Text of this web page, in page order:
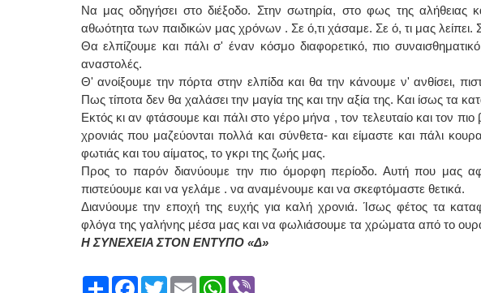
Να μας οδηγήσει στο διέξοδο. Στην σωτηρία, στο φως της αλήθειας
αθωότητα των παιδικών μας χρόνων . Σε ό,τι χάσαμε. Σε ό, τι μας λείπει.
Θα ελπίζουμε και πάλι σ' έναν κόσμο διαφορετικό, πιο
αναστολές.
Θ' ανοίξουμε την πόρτα στην ελπίδα και θα την κάνουμε ν' ανθίσει,
Πως τίποτα δεν θα χαλάσει την μαγία της και την αξία της. Και ίσως τα
Εκτός κι αν φτάσουμε και πάλι στο γέρο μήνα , τον τελευταίο και τον
χρονιάς που μαζεύονται πολλά και σύνθετα- και είμαστε και πάλι
φωτιάς και του αίματος, το γκρι της ζωής μας.
Προς το παρόν διανύουμε την πιο όμορφη περίοδο. Αυτή που μας
πιστεύουμε και να γελάμε . να αναμένουμε και να σκεφτόμαστε θετικά.
Διανύουμε την εποχή της ευχής για καλή χρονιά. Ίσως φέτος τα
φλόγα της γαλήνης μέσα μας και να φωλιάσουμε τα χρώματα από το
Η ΣΥΝΕΧΕΙΑ ΣΤΟΝ ΕΝΤΥΠΟ «Δ»
ShareFacebook
TwitterEmailWhatsApp
Viber